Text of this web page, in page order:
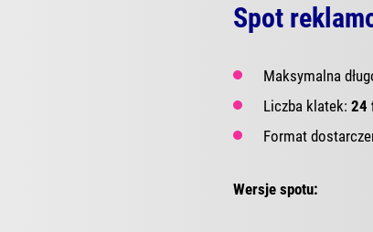
Spot
Maksymalna
Liczba klatek: 24
Format
Wersje spotu: